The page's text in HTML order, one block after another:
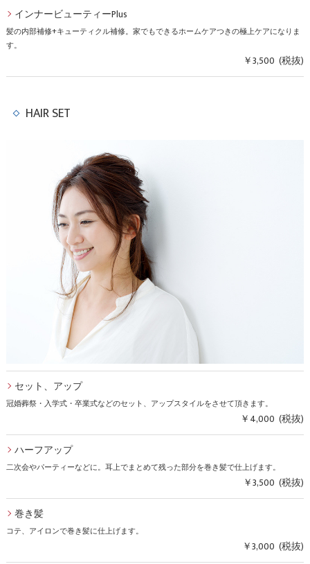
インナービューティーPlus
髪の内部補修+キューティクル補修。家でもできるホームケアつきの極上ケアになりま
す。
￥3,500 (税抜)
HAIR SET
セット、アップ
冠婚葬祭・入学式・卒業式などのセット、アップスタイルをさせて頂きます。
￥4,000 (税抜)
ハーフアップ
二次会やパーティーなどに。耳上でまとめて残った部分を巻き髪で仕上げます。
￥3,500 (税抜)
巻き髪
コテ、アイロンで巻き髪に仕上げます。
￥3,000 (税抜)